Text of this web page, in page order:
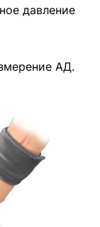
давление
АД.